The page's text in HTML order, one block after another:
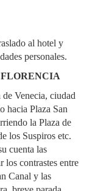
al hotel y
personales.
Venecia, ciudad
hacia Plaza San
la Plaza de
los Suspiros etc.
cuenta las
los contrastes entre
Canal y las